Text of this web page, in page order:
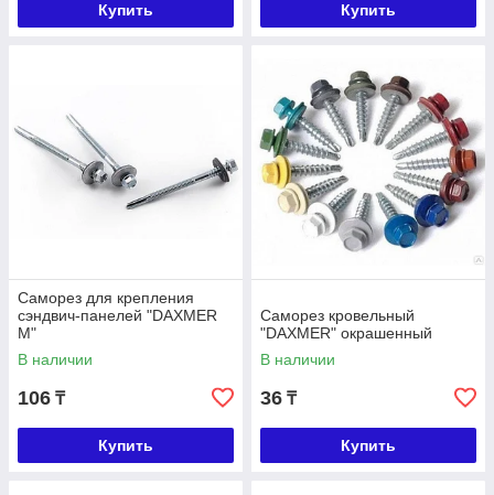
Купить Купить
Саморез для крепления
сэндвич-панелей "DAXMER
M"
В наличии
106 ₸
Купить
Саморез кровельный
"DAXMER" окрашенный
В наличии
36 ₸
Купить